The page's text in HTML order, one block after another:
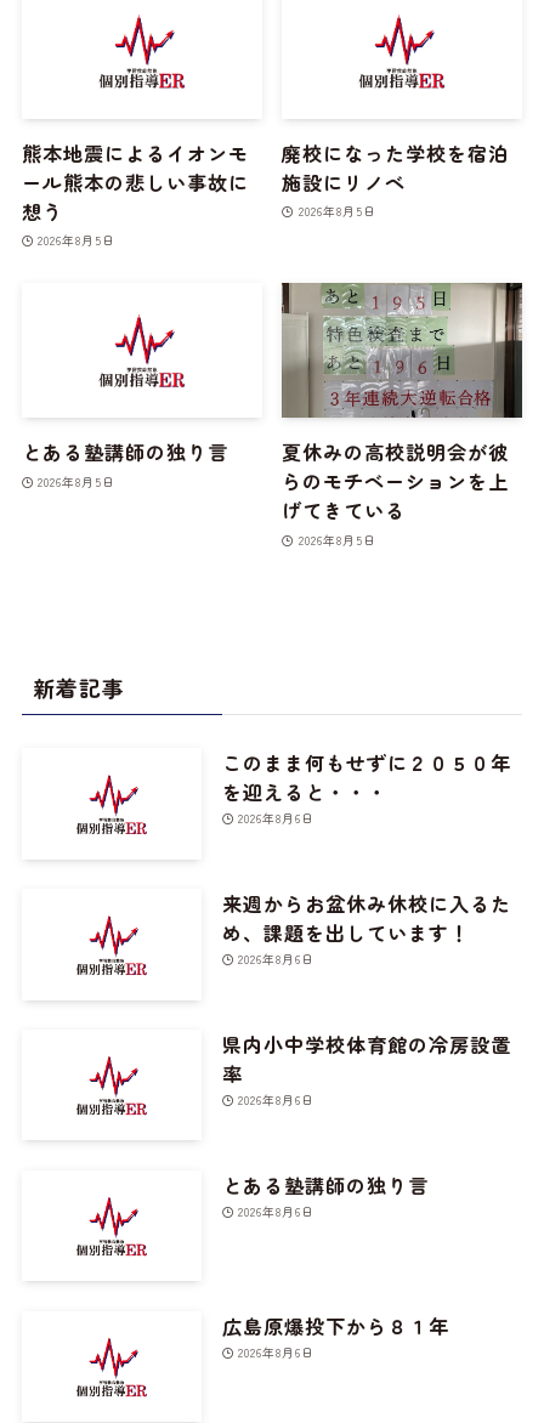
熊本地震によるイオンモ
ール熊本の悲しい事故に
想う
2026年8月5日
廃校になった学校を宿泊
施設にリノベ
2026年8月5日
とある塾講師の独り言
2026年8月5日
夏休みの高校説明会が彼
らのモチベーションを上
げてきている
2026年8月5日
新着記事
このまま何もせずに２０５０年
を迎えると・・・
2026年8月6日
来週からお盆休み休校に入るた
め、課題を出しています！
2026年8月6日
県内小中学校体育館の冷房設置
率
2026年8月6日
とある塾講師の独り言
2026年8月6日
広島原爆投下から８１年
2026年8月6日